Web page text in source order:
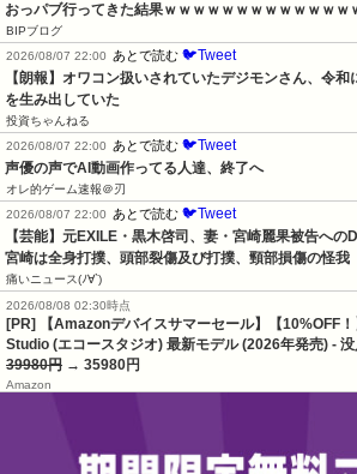
おっパブ行ってきた結果ｗｗｗｗｗｗｗｗｗｗｗｗｗ
BIPブログ
2026/08/07 22:00 あとで読む 🐦Tweet
【朗報】オワコン扱いされていたデジモンさん、令和
を生み出していた
投資ちゃんねる
2026/08/07 22:00 あとで読む 🐦Tweet
声優の声でAI動画作ってる人達、終了へ
オレ的ゲーム速報＠刃
2026/08/07 22:00 あとで読む 🐦Tweet
【芸能】元EXILE・黒木啓司、妻・宮崎麗果被告へ
宮崎は全身打撲、頭部裂傷及び打撲、頸部損傷の怪我
痛いニュース(ﾉ∀`)
2026/08/08 02:30時点
[PR] 【Amazonデバイスサマーセール】【10%OFF
Studio (エコースタジオ) 最新モデル (2026年発売) -
39980円 → 35980円
Amazon